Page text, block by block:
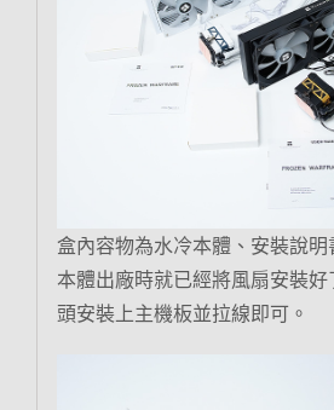
盒內容物為水冷本體、安裝說
本體出廠時就已經將風扇安裝
頭安裝上主機板並拉線即可。